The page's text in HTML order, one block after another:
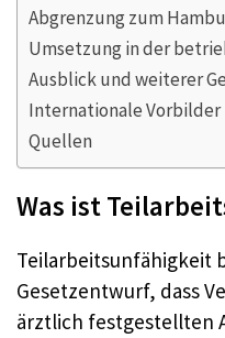
Abgrenzung zum
Umsetzung in der
Ausblick und weiterer
Internationale Vorbilder
Quellen
Was ist
Teilarbeitsunfähigkeit
Gesetzentwurf, dass
ärztlich festgestellten